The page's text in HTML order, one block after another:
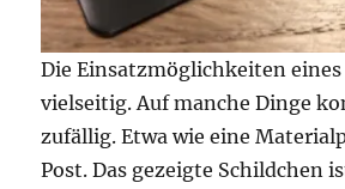
Die Einsatzmöglichkeiten eines
vielseitig. Auf manche Dinge
zufällig. Etwa wie eine
Post. Das gezeigte Schildchen